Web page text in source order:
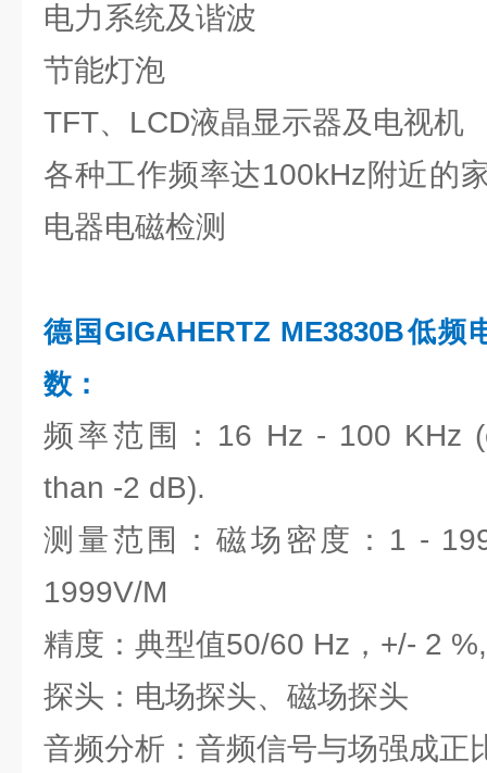
电力系统及谐波
节能灯泡
TFT、LCD液晶显示器及电视机
各种工作频率达100kHz附近的
电器电磁检测
德国GIGAHERTZ ME3830B低频
数：
频率范围：16 Hz - 100 KHz
than -2 dB).
测量范围：磁场密度：1 -
1999V/M
精度：典型值50/60 Hz，+/- 2
探头：电场探头、磁场探头
音频分析：音频信号与场强成正